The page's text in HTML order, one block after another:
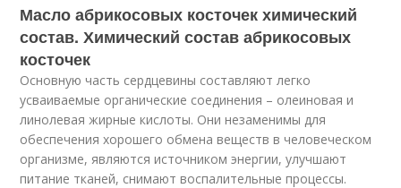
Масло абрикосовых косточек химический
состав. Химический состав абрикосовых
косточек
Основную часть сердцевины составляют легко
усваиваемые органические соединения – олеиновая и
линолевая жирные кислоты. Они незаменимы для
обеспечения хорошего обмена веществ в человеческом
организме, являются источником энергии, улучшают
питание тканей, снимают воспалительные процессы.